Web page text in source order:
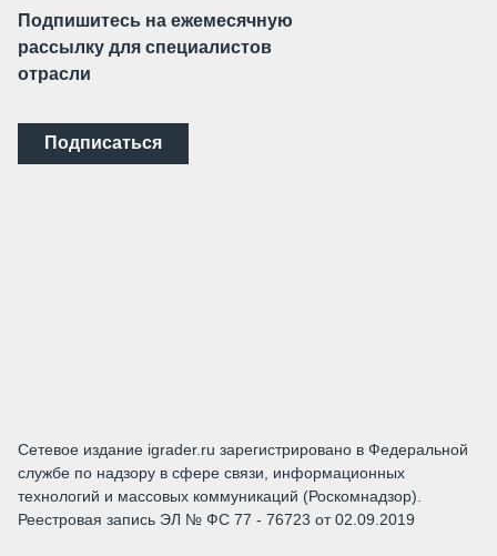
Подпишитесь на ежемесячную
рассылку для специалистов
отрасли
Подписаться
Сетевое издание igrader.ru зарегистрировано в Федеральной
службе по надзору в сфере связи, информационных
технологий и массовых коммуникаций (Роскомнадзор).
Реестровая запись ЭЛ № ФС 77 - 76723 от 02.09.2019